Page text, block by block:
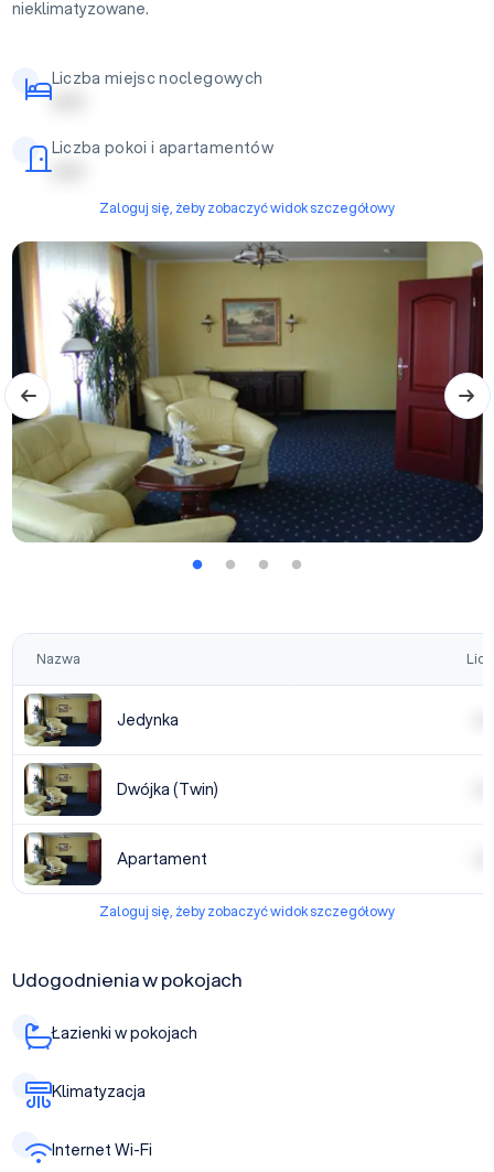
nieklimatyzowane.
Liczba miejsc noclegowych
| | | | |
Liczba pokoi i apartamentów
| | | | |
Zaloguj się, żeby zobaczyć widok szczegółowy
Nazwa
Jedynka
Dwójka (Twin)
Apartament
Zaloguj się, żeby zobaczyć widok szczegółowy
Udogodnienia w pokojach
Łazienki w pokojach
Klimatyzacja
Internet Wi-Fi